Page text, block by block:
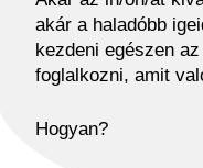
akár a haladóbb
kezdeni egészen
foglalkozni, amit
Hogyan?